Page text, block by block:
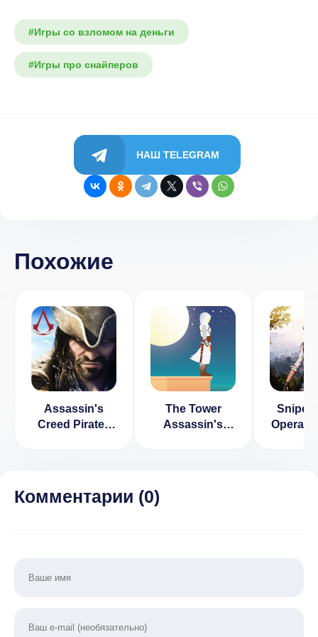
#Игры со взломом на деньги
#Игры про снайперов
НАШ TELEGRAM
Похожие
Assassin's
Creed Pirates
The Tower
Assassin's
Sniper
Комментарии (0)